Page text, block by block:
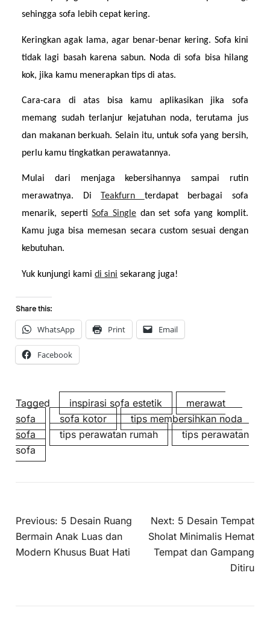
sehingga sofa lebih cepat kering.
Keringkan agak lama, agar benar-benar kering. Sofa kini
tidak lagi basah karena sabun. Noda di sofa bisa hilang
kok, jika kamu menerapkan tips di atas.
Cara-cara di atas bisa kamu aplikasikan jika sofa
memang sudah terlanjur kejatuhan noda, terutama jus
dan makanan berkuah. Selain itu, untuk sofa yang bersih,
perlu kamu tingkatkan perawatannya.
Mulai dari menjaga kebersihannya sampai rutin
merawatnya. Di Teakfurn terdapat berbagai sofa
menarik, seperti Sofa Single dan set sofa yang komplit.
Kamu juga bisa memesan secara custom sesuai dengan
kebutuhan.
Yuk kunjungi kami di sini sekarang juga!
Share this:
WhatsApp Print Email
Facebook
Tagged inspirasi sofa estetik
merawat
sofa
sofa kotor
tips membersihkan noda
sofa
tips perawatan rumah
tips perawatan
sofa
Previous: 5 Desain Ruang
Bermain Anak Luas dan
Modern Khusus Buat Hati
Next: 5 Desain Tempat
Sholat Minimalis Hemat
Tempat dan Gampang
Ditiru